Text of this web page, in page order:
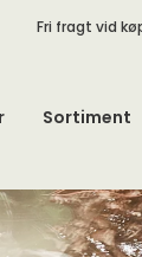
Fri fragt vid
Sortiment